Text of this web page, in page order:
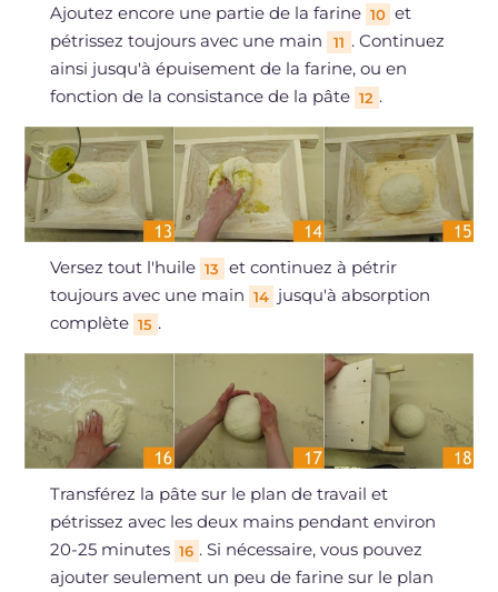
Ajoutez encore une partie de la farine 10 et
pétrissez toujours avec une main
11 . Continuez
ainsi jusqu'à épuisement de la farine, ou en
fonction de la consistance de la pâte 12 .
Versez tout l'huile 13
et continuez à pétrir
toujours avec une main 14 jusqu'à absorption
complète 15 .
Transférez la pâte sur le plan de travail et
pétrissez avec les deux mains pendant environ
20-25 minutes 16 . Si nécessaire, vous pouvez
ajouter seulement un peu de farine sur le plan